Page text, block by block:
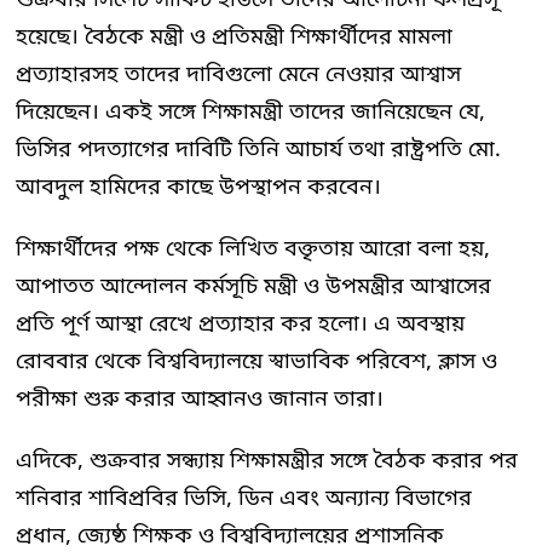
হয়েছে। বৈঠকে মন্ত্রী ও প্রতিমন্ত্রী শিক্ষার্থীদের মামলা
প্রত্যাহারসহ তাদের দাবিগুলো মেনে নেওয়ার আশ্বাস
দিয়েছেন। একই সঙ্গে শিক্ষামন্ত্রী তাদের জানিয়েছেন যে,
ভিসির পদত্যাগের দাবিটি তিনি আচার্য তথা রাষ্ট্রপতি মো.
আবদুল হামিদের কাছে উপস্থাপন করবেন।
শিক্ষার্থীদের পক্ষ থেকে লিখিত বক্তৃতায় আরো বলা হয়,
আপাতত আন্দোলন কর্মসূচি মন্ত্রী ও উপমন্ত্রীর আশ্বাসের
প্রতি পূর্ণ আস্থা রেখে প্রত্যাহার কর হলো। এ অবস্থায়
রোববার থেকে বিশ্ববিদ্যালয়ে স্বাভাবিক পরিবেশ, ক্লাস ও
পরীক্ষা শুরু করার আহ্বানও জানান তারা।
এদিকে, শুক্রবার সন্ধ্যায় শিক্ষামন্ত্রীর সঙ্গে বৈঠক করার পর
শনিবার শাবিপ্রবির ভিসি, ডিন এবং অন্যান্য বিভাগের
প্রধান, জ্যেষ্ঠ শিক্ষক ও বিশ্ববিদ্যালয়ের প্রশাসনিক